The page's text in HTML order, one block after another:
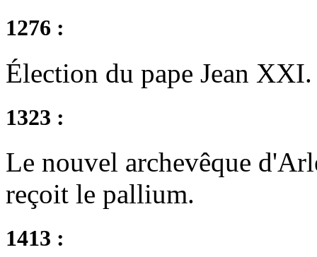
1276 :
Élection du pape Jean XXI.
1323 :
Le nouvel archevêque
reçoit le pallium.
1413 :